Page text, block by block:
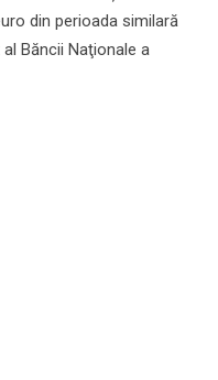
din perioada similară
Băncii Naţionale a